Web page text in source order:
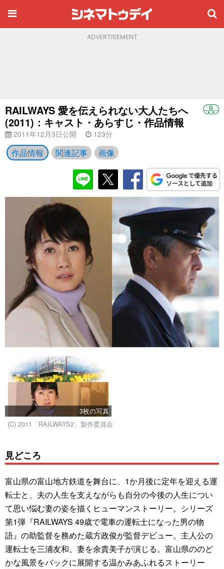
ADVERTISEMENT
RAILWAYS 愛を伝えられない大人たちへ
(2011)：キャスト・あらすじ・作品情報
2011年12月3日公開 123分
作品情報 関連記事 画像
3枚の写真
(C) 2011「RAILWAYS2」製作委員会
見どころ
富山県の富山地方鉄道を舞台に、1か月後に定年を迎える運
転士と、夫の人生を支えながらも自分の今後の人生につい
て思い悩む妻の姿を描くヒューマンストーリー。シリーズ
第1弾『RAILWAYS 49歳で電車の運転士になった男の物
語』の助監督を務めた蔵方政俊が監督デビュー。主人公の
運転士を三浦友和、妻を余貴美子が演じる。富山県ののど
かな風景をバックに展開する温かみあふれるストーリー